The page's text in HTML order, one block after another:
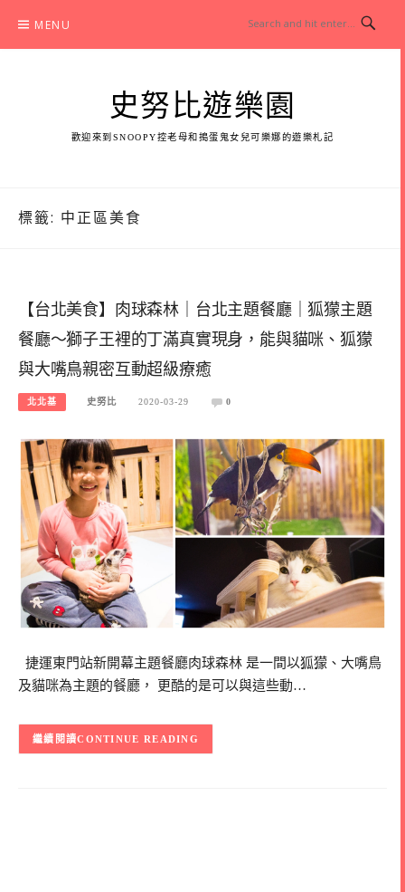
content
MENU
史努比遊樂園
歡迎來到SNOOPY控老母和搗蛋鬼女兒可樂娜的遊樂札記
標籤: 中正區美食
【台北美食】肉球森林｜台北主題餐廳｜狐獴主題
餐廳～獅子王裡的丁滿真實現身，能與貓咪、狐獴
與大嘴鳥親密互動超級療癒
北北基 史努比 2020-03-29 0
捷運東門站新開幕主題餐廳肉球森林 是一間以狐獴、大嘴鳥
及貓咪為主題的餐廳， 更酷的是可以與這些動…
CONTINUE READING